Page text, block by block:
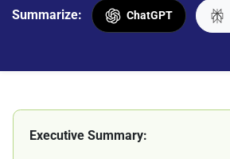
Summarize: ChatGPT
Executive Summary: